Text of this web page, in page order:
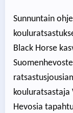
Sunnuntain
Black Horse
kouluratsastaja
Hevosia